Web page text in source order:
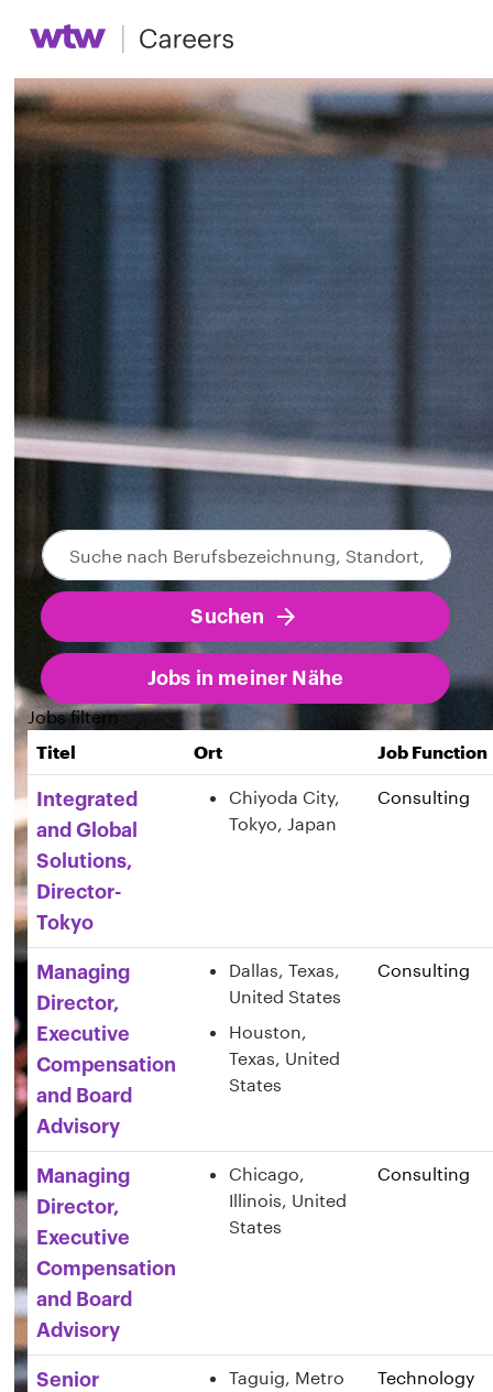
Zu den Job-Suchergebnissen springen
Suche
nach
Berufsbezeichnung,
Standort,
Abteilung,
Kategorie
usw.
Suchen
Jobs in meiner Nähe
Jobs filtern
Titel
Ort Job Function
Integrated
and Global
Solutions,
Director-
Tokyo
Chiyoda City,
Tokyo, Japan
Consulting
Managing
Director,
Executive
Compensation
and Board
Advisory
Dallas, Texas,
United States
Houston,
Texas, United
States
Consulting
Managing
Director,
Executive
Compensation
and Board
Advisory
Chicago,
Illinois, United
States
Consulting
Senior
Taguig, Metro
Technology